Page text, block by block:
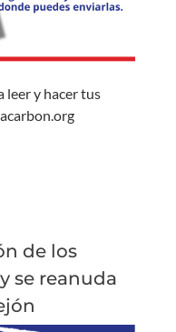
leer y hacer tus
de los
se reanuda